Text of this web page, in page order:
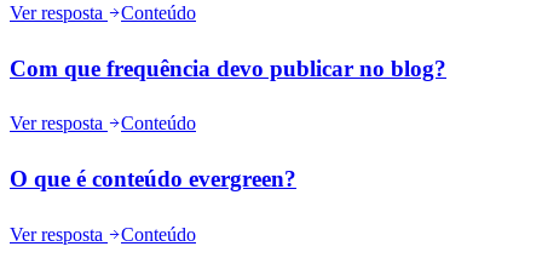
Ver resposta Conteúdo
Com que frequência devo publicar no blog?
Ver resposta Conteúdo
O que é conteúdo evergreen?
Ver resposta Conteúdo